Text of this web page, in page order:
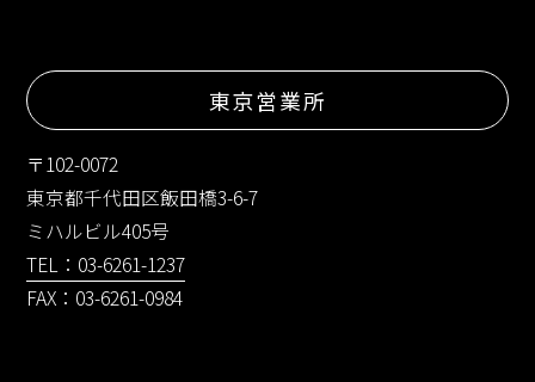
東京営業所
〒102-0072
東京都千代田区飯田橋3-6-7
ミハルビル405号
TEL：03-6261-1237
FAX：03-6261-0984